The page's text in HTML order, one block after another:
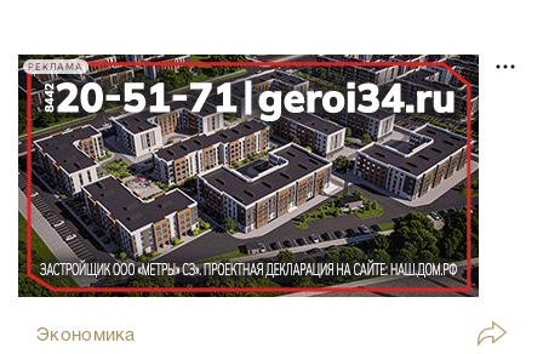
РЕКЛАМА
Экономика